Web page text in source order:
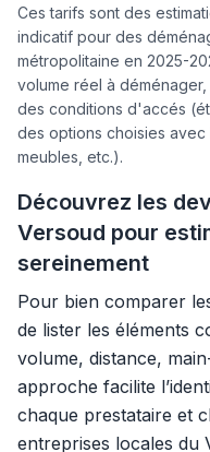
Ces tarifs sont des
indicatif pour des
métropolitaine en 2025-
volume réel à
des conditions d'accés
des options choisies
meubles, etc.).
Découvrez les
Versoud pour
sereinement
Pour bien comparer
de lister les éléments
volume, distance,
approche facilite
chaque prestataire et
entreprises locales du